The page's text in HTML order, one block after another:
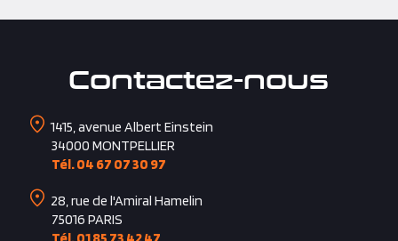
Contactez-nous
1415, avenue Albert Einstein
34000MONTPELLIER
28, rue de l'Amiral Hamelin
75016PARIS